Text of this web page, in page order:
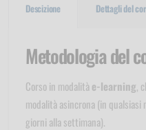
Descizione Dettagli del
Metodologia del
Corso in modalità e-learning,
modalità asincrona (in qualsiasi
giorni alla settimana).